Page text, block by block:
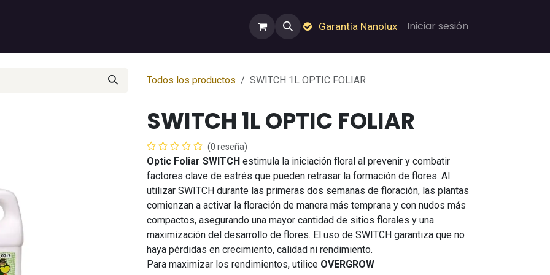
Sobre Nosotros Empleos Garantía de Nanolux
Garantía Nanolux Iniciar sesión
Todos los productos SWITCH 1L OPTIC FOLIAR
SWITCH 1L OPTIC FOLIAR
(0 reseña)
Optic Foliar SWITCH estimula la iniciación floral al prevenir y combatir
factores clave de estrés que pueden retrasar la formación de flores. Al
utilizar SWITCH durante las primeras dos semanas de floración, las plantas
comienzan a activar la floración de manera más temprana y con nudos más
compactos, asegurando una mayor cantidad de sitios florales y una
maximización del desarrollo de flores. El uso de SWITCH garantiza que no
haya pérdidas en crecimiento, calidad ni rendimiento.
Para maximizar los rendimientos, utilice OVERGROW